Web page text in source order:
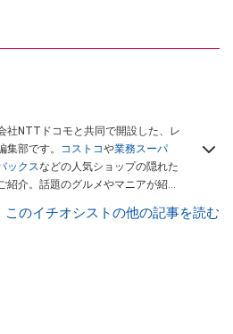
社NTTドコモと共同で開設した、レ
部です。 コストコや業務スーパ
ックスなどの人気ショップの隠れた
介。話題のグルメやマニアが紹介
てレビューしています。毎日トレン
このイチオシストの他の記事を読む